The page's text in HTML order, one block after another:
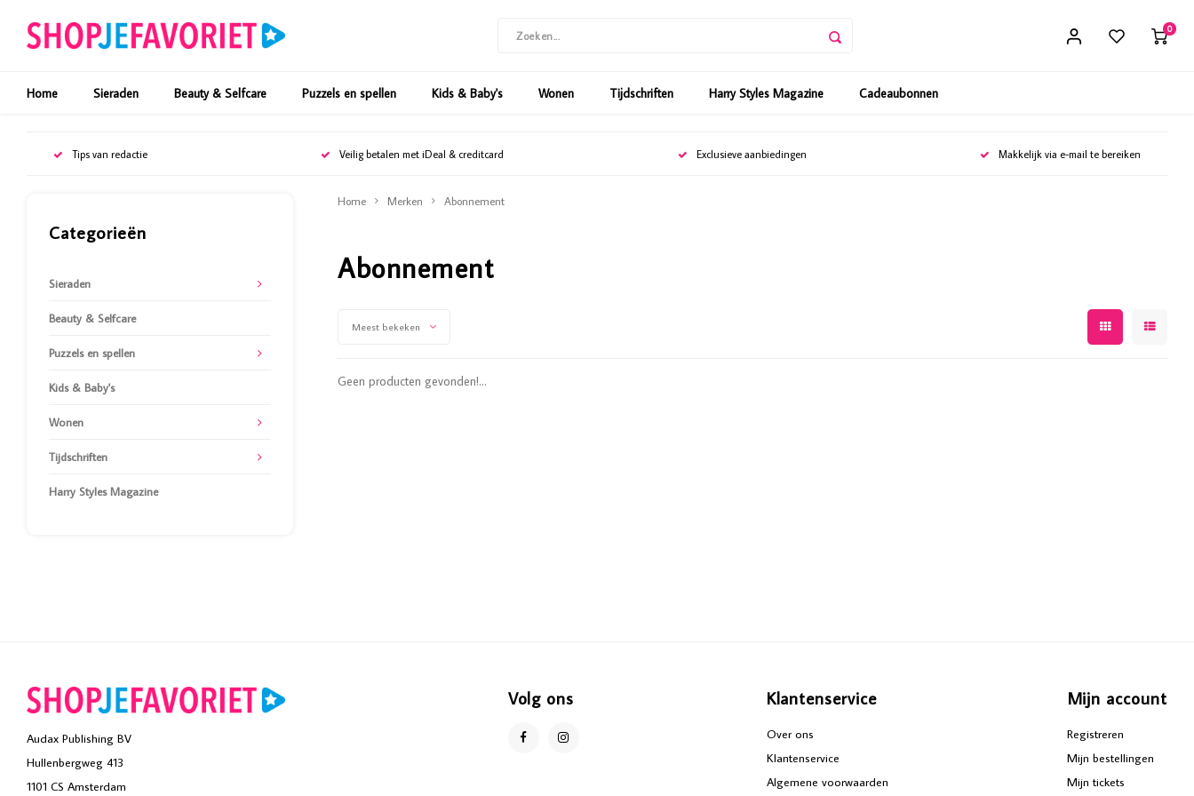
0
Home Sieraden Beauty & Selfcare Puzzels en spellen Kids & Baby's Wonen Tijdschriften Harry Styles Magazine Cadeaubonnen
Tips van redactie Veilig betalen met iDeal & creditcard Exclusieve aanbiedingen Makkelijk via e-mail te bereiken
Categorieën
Sieraden
Beauty & Selfcare
Puzzels en spellen
Kids & Baby's
Wonen
Tijdschriften
Harry Styles Magazine
Home Merken Abonnement
Abonnement
Meest bekeken
Geen producten gevonden!...
Audax Publishing BV
Hullenbergweg 413
1101 CS Amsterdam
Volg ons Klantenservice
Over ons
Klantenservice
Algemene voorwaarden
Mijn account
Registreren
Mijn bestellingen
Mijn tickets